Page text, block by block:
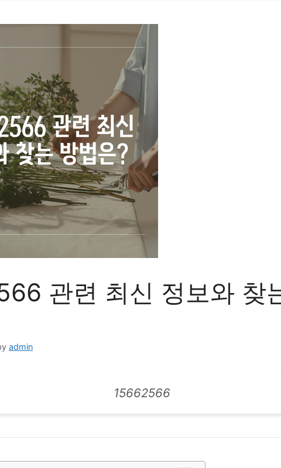
관련 최신 정보와 찾
admin
15662566